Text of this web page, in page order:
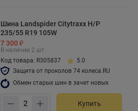
Шина Landspider Citytraxx H/P
235/55 R19 105W
7 300 ₽
В наличии 2 шт.
Код товара: R305837
5.0
Защита от проколов 74 колеса.RU
Обмен старых шин в зачет новых
Купить